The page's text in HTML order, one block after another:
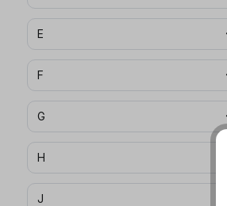
E
F
G
H
J